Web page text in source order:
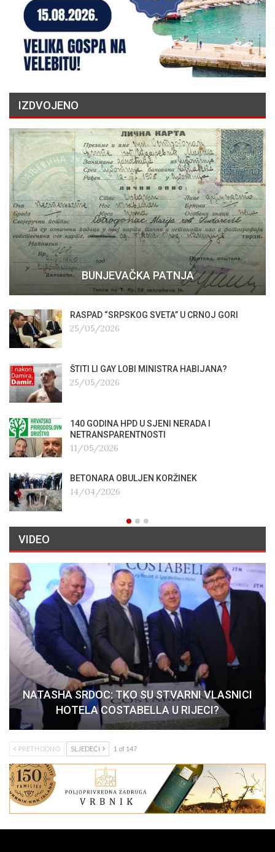
IZDVOJENO
BUNJEVAČKA PATNJA
RASPAD “SRPSKOG SVETA” U CRNOJ GORI
25/05/2026
ŠTITI LI GAY LOBI MINISTRA HABIJANA?
25/05/2026
140 GODINA HPD U SJENI NERADA I
NETRANSPARENTNOSTI
11/05/2026
BETONARA OBULJEN KORŽINEK
14/04/2026
VIDEO
NATASHA SRDOC: TKO SU STVARNI VLASNICI
HOTELA COSTABELLA U RIJECI?
PRETHODNO SLJEDEĆI 1 of 147